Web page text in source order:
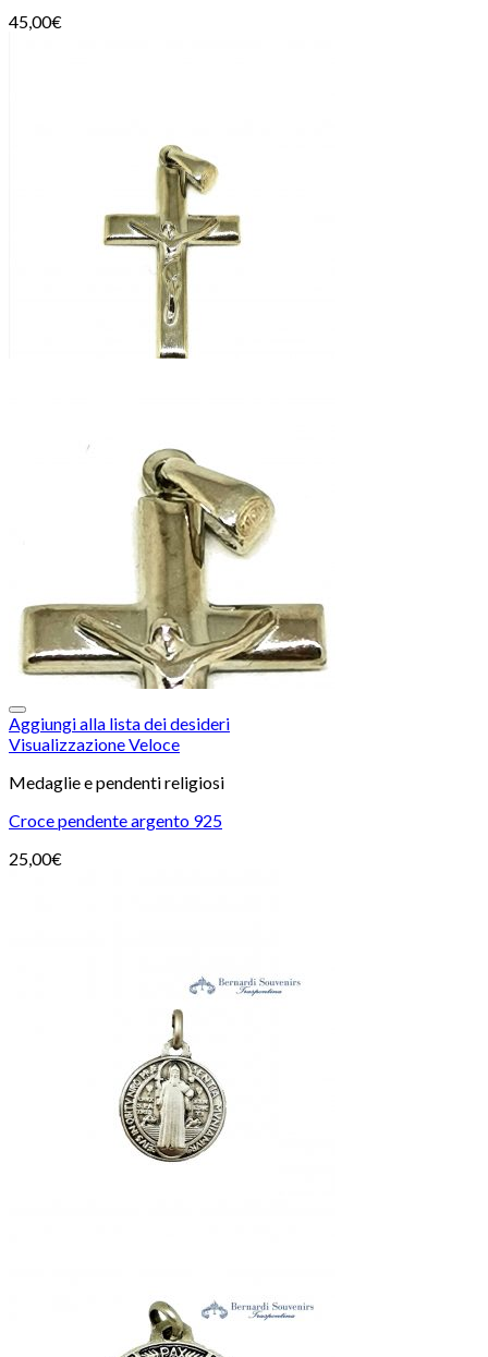
45,00€
Aggiungi alla lista dei desideri
Visualizzazione Veloce
Medaglie e pendenti religiosi
Croce pendente argento 925
25,00€